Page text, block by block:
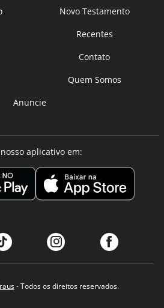
Novo Testamento
Recentes
Contato
Quem Somos
Anuncie
aplicativo em:
- Todos os direitos reservados.